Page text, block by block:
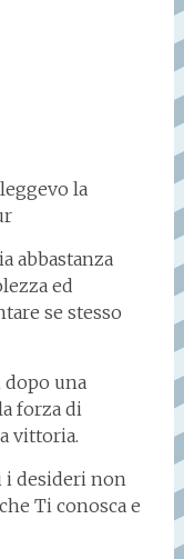
la
abbastanza
ed
se stesso
dopo una
forza di
vittoria.
i desideri non
Ti conosca e